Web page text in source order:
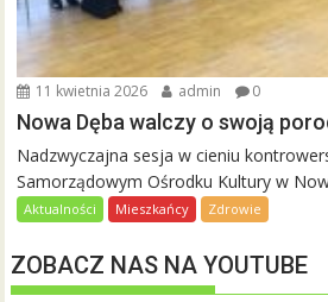
11 kwietnia 2026 admin 0
Nowa Dęba walczy o swoją
Nadzwyczajna sesja w cieniu
Samorządowym Ośrodku Kultury w
Aktualności Mieszkańcy Zdrowie
ZOBACZ NAS NA YOUTUBE